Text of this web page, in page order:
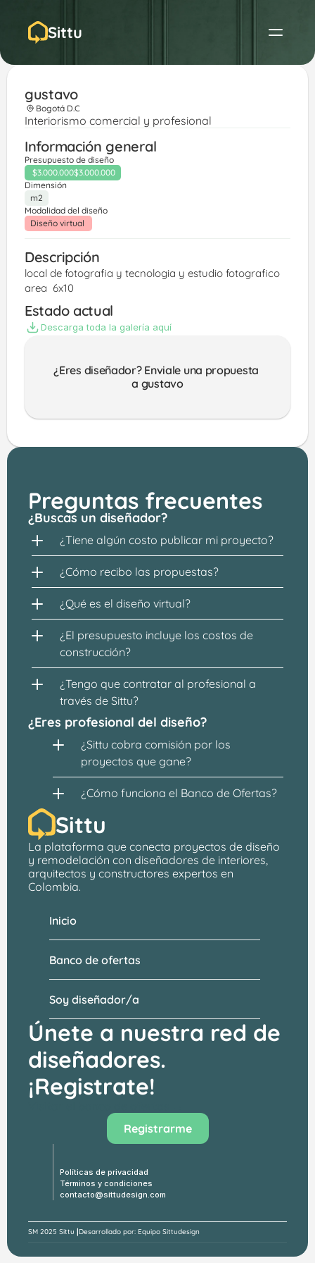
Sittu
gustavo
Bogotá D.C
Interiorismo comercial y profesional
Información general
Presupuesto de diseño
$3.000.000$3.000.000
Dimensión
m2
Modalidad del diseño
Diseño virtual
Descripción
local de fotografia y tecnologia y estudio fotografico
area  6x10
Estado actual
Descarga toda la galería aquí
¿Eres diseñador? Enviale una propuesta
a gustavo
Preguntas frecuentes
¿Buscas un diseñador?
¿Tiene algún costo publicar mi proyecto?
¿Cómo recibo las propuestas?
¿Qué es el diseño virtual?
¿El presupuesto incluye los costos de
construcción?
¿Tengo que contratar al profesional a
través de Sittu?
¿Eres profesional del diseño?
¿Sittu cobra comisión por los
proyectos que gane?
¿Cómo funciona el Banco de Ofertas?
Sittu
La plataforma que conecta proyectos de diseño
y remodelación con diseñadores de interiores,
arquitectos y constructores expertos en
Colombia.
Banco de ofertas
Soy diseñador/a
Inicio
Únete a nuestra red de
diseñadores.
¡Registrate!
Registrarme
Políticas de privacidad
Términos y condiciones
contacto@sittudesign.com
SM 2025 Sittu |Desarrollado por: Equipo Sittudesign